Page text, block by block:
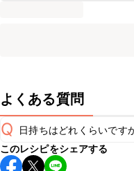
よくある質問
Q 日持ちはどれくらいです
保存期間は冷蔵で翌日中
このレシピをシェアする